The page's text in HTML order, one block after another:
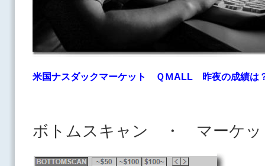
米国ナスダックマーケット ＱＭALL 昨夜の成績は
ボトムスキャン ・ マーケッ